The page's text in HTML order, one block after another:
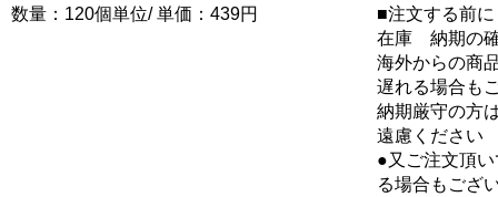
数量：120個単位/ 単価：439円
■注文する前に
在庫 納期の
海外からの商
遅れる場合も
納期厳守の方
遠慮ください
●又ご注文頂
る場合もござ